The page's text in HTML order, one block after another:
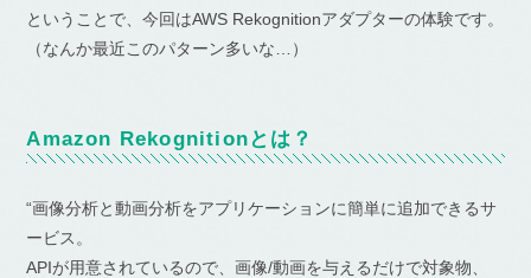
ということで、今回はAWS Rekognitionアダプターの体験です。
（なんか最近このパターン多いな…）
Amazon Rekognitionとは？
“画像分析と動画分析をアプリケーションに簡単に追加できるサ
ービス。
APIが用意されているので、画像/動画を与えるだけで対象物、